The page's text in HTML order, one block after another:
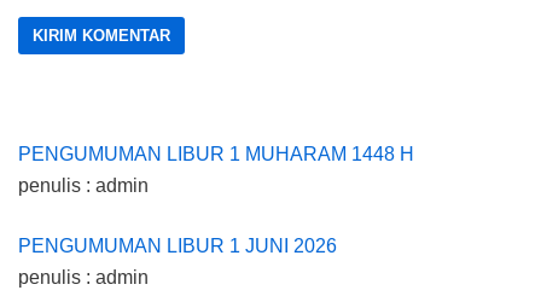
PENGUMUMAN LIBUR 1 MUHARAM 1448 H
penulis : admin
PENGUMUMAN LIBUR 1 JUNI 2026
penulis : admin